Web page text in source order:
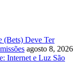
(Bets) Deve Ter
agosto 8, 2026
Internet e Luz São